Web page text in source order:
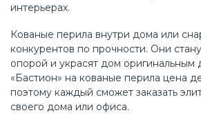
интерьерах.
Кованые перила внутри дома или
конкурентов по прочности. Они
опорой и украсят дом оригинальным
«Бастион» на кованые перила цена
поэтому каждый сможет заказать
своего дома или офиса.